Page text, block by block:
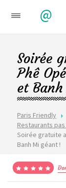
@
Paris Friendly
Restaurants
Soirée gratuite
Banh Mi géant !
Soirée
Phê
et